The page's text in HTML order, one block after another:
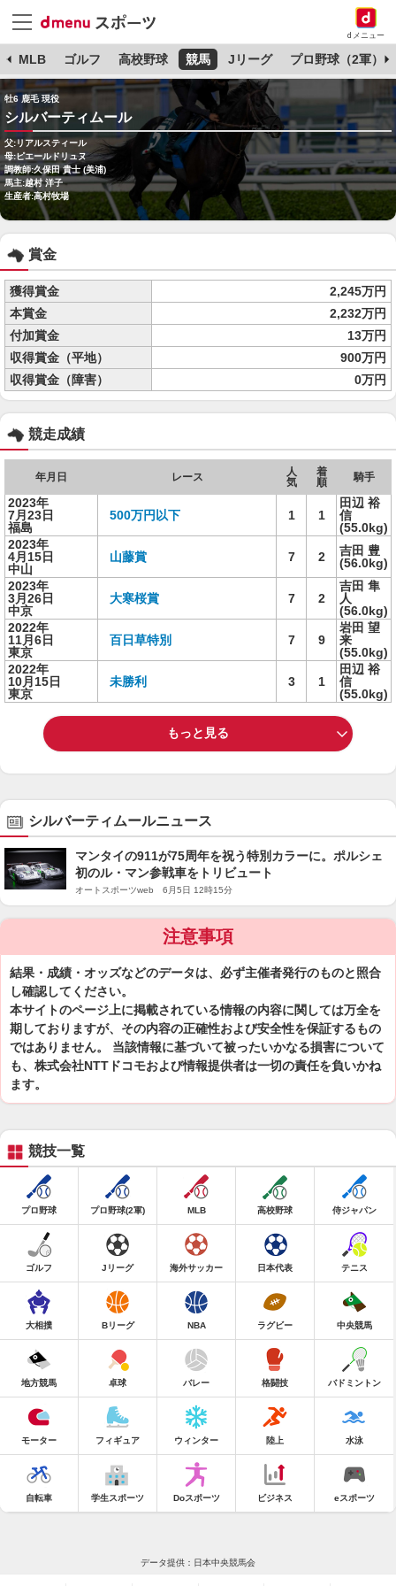
dメニュー
MLB ゴルフ 高校野球 競馬 Jリーグ プロ野球（2軍）
牡6 鹿毛 現役
シルバーティムール
父:リアルスティール
母:ピエールドリュヌ
調教師:久保田 貴士 (美浦)
馬主:越村 洋子
生産者:高村牧場
賞金
獲得賞金
2,245万円
本賞金
2,232万円
付加賞金
13万円
収得賞金（平地）
900万円
収得賞金（障害）
0万円
競走成績
年月日 レース
人
気
着
順
騎手
2023年
7月23日
福島
500万円以下 1 1
田辺 裕
信
(55.0kg)
2023年
4月15日
中山
山藤賞 7 2
吉田 豊
(56.0kg)
2023年
3月26日
中京
大寒桜賞 7 2
吉田 隼
人
(56.0kg)
2022年
11月6日
東京
百日草特別 7 9
岩田 望
来
(55.0kg)
2022年
10月15日
東京
未勝利 3 1
田辺 裕
信
(55.0kg)
もっと見る
シルバーティムールニュース
マンタイの911が75周年を祝う特別カラーに。ポルシェ
初のル・マン参戦車をトリビュート
オートスポーツweb 6月5日 12時15分
注意事項
結果・成績・オッズなどのデータは、必ず主催者発行のものと照合
し確認してください。
本サイトのページ上に掲載されている情報の内容に関しては万全を
期しておりますが、その内容の正確性および安全性を保証するもの
ではありません。 当該情報に基づいて被ったいかなる損害について
も、株式会社NTTドコモおよび情報提供者は一切の責任を負いかね
ます。
競技一覧
プロ野球 プロ野球(2軍) MLB 高校野球 侍ジャパン
ゴルフ Jリーグ 海外サッカー 日本代表 テニス
大相撲 Bリーグ NBA ラグビー 中央競馬
地方競馬 卓球 バレー 格闘技 バドミントン
モーター フィギュア ウィンター 陸上 水泳
自転車 学生スポーツ Doスポーツ ビジネス eスポーツ
データ提供：日本中央競馬会